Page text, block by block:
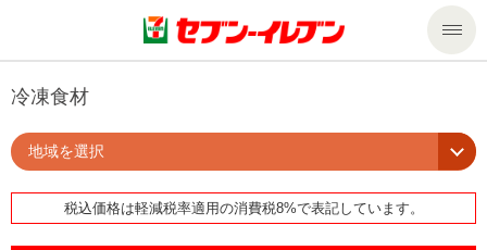
商品のご案内
商品のご案内トップ
今週の新商品
セール・キャンペーン
サービス
冷凍食材
地域を選択
税込価格は軽減税率適用の消費税8%で表記しています。